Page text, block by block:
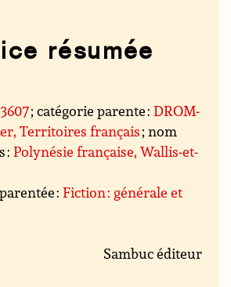
résumée
3607; catégorie parente :DROM-
Territoires français; nom
:Polynésie française, Wallis-et-
:Fiction : générale et
Sambuc éditeur